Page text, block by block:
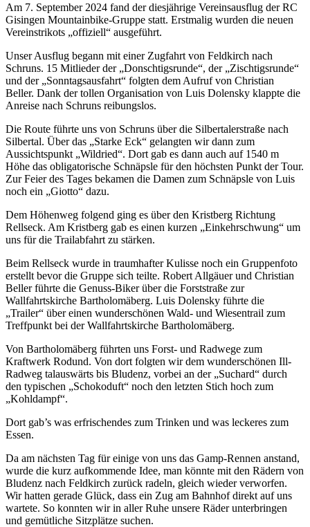
Am 7. September 2024 fand der diesjährige Vereinsausflug der RC
Gisingen Mountainbike-Gruppe statt. Erstmalig wurden die neuen
Vereinstrikots „offiziell“ ausgeführt.
Unser Ausflug begann mit einer Zugfahrt von Feldkirch nach
Schruns. 15 Mitlieder der „Donschtigsrunde“, der „Zischtigsrunde“
und der „Sonntagsausfahrt“ folgten dem Aufruf von Christian
Beller. Dank der tollen Organisation von Luis Dolensky klappte die
Anreise nach Schruns reibungslos.
Die Route führte uns von Schruns über die Silbertalerstraße nach
Silbertal. Über das „Starke Eck“ gelangten wir dann zum
Aussichtspunkt „Wildried“. Dort gab es dann auch auf 1540 m
Höhe das obligatorische Schnäpsle für den höchsten Punkt der Tour.
Zur Feier des Tages bekamen die Damen zum Schnäpsle von Luis
noch ein „Giotto“ dazu.
Dem Höhenweg folgend ging es über den Kristberg Richtung
Rellseck. Am Kristberg gab es einen kurzen „Einkehrschwung“ um
uns für die Trailabfahrt zu stärken.
Beim Rellseck wurde in traumhafter Kulisse noch ein Gruppenfoto
erstellt bevor die Gruppe sich teilte. Robert Allgäuer und Christian
Beller führte die Genuss-Biker über die Forststraße zur
Wallfahrtskirche Bartholomäberg. Luis Dolensky führte die
„Trailer“ über einen wunderschönen Wald- und Wiesentrail zum
Treffpunkt bei der Wallfahrtskirche Bartholomäberg.
Von Bartholomäberg führten uns Forst- und Radwege zum
Kraftwerk Rodund. Von dort folgten wir dem wunderschönen Ill-
Radweg talauswärts bis Bludenz, vorbei an der „Suchard“ durch
den typischen „Schokoduft“ noch den letzten Stich hoch zum
„Kohldampf“.
Dort gab’s was erfrischendes zum Trinken und was leckeres zum
Essen.
Da am nächsten Tag für einige von uns das Gamp-Rennen anstand,
wurde die kurz aufkommende Idee, man könnte mit den Rädern von
Bludenz nach Feldkirch zurück radeln, gleich wieder verworfen.
Wir hatten gerade Glück, dass ein Zug am Bahnhof direkt auf uns
wartete. So konnten wir in aller Ruhe unsere Räder unterbringen
und gemütliche Sitzplätze suchen.